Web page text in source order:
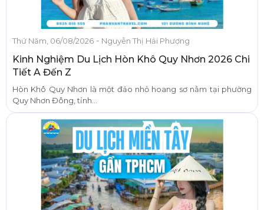
Thứ Năm, 06/08/2026 - Nguyễn Thị Hải Phượng
Kinh Nghiệm Du Lịch Hòn Khô Quy Nhơn 2026 Chi
Tiết A Đến Z
Hòn Khô Quy Nhơn là một đảo nhỏ hoang sơ nằm tại phường
Quy Nhơn Đông, tỉnh...